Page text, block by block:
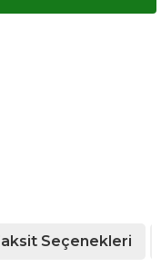
Seçenekleri